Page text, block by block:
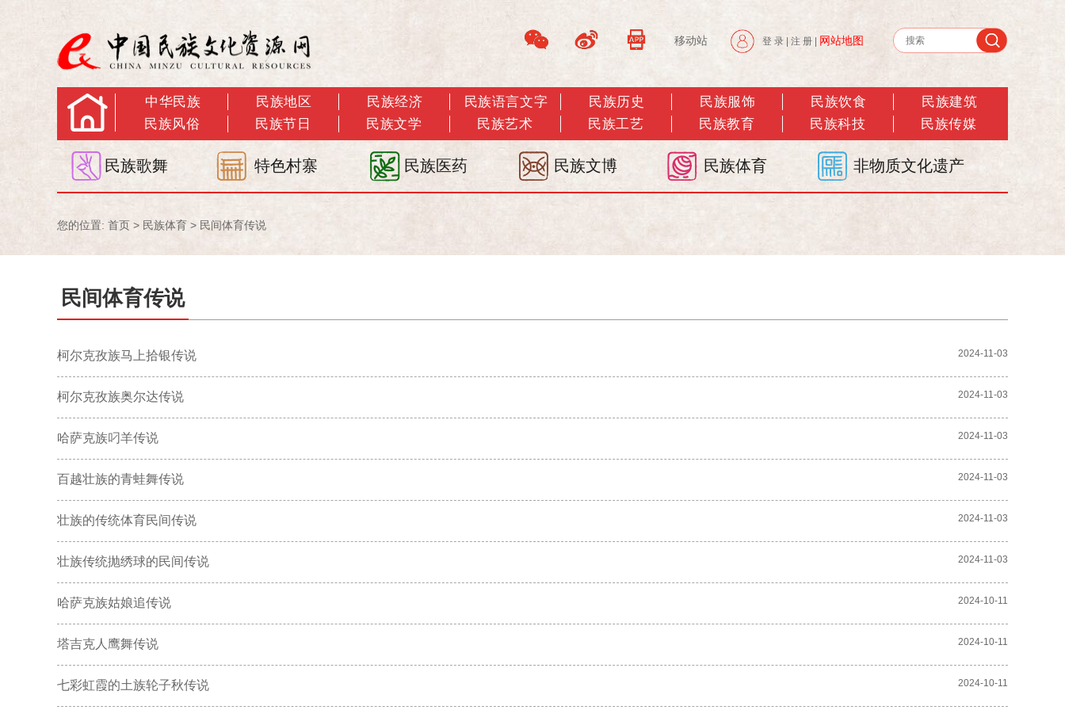
移动站 登 录 注 册 网站地图
中华民族 民族地区 民族经济 民族语言文字 民族历史 民族服饰 民族饮食
民族建筑
民族风俗
民族节日 民族文学 民族艺术 民族工艺 民族教育 民族科技 民族传媒
民族歌舞 特色村寨 民族医药 民族文博 民族体育 非物质文化遗产
您的位置: 首页 > 民族体育 > 民间体育传说
民间体育传说
柯尔克孜族马上拾银传说 2024-11-03
柯尔克孜族奥尔达传说 2024-11-03
哈萨克族叼羊传说 2024-11-03
百越壮族的青蛙舞传说 2024-11-03
壮族的传统体育民间传说 2024-11-03
壮族传统抛绣球的民间传说 2024-11-03
哈萨克族姑娘追传说 2024-10-11
塔吉克人鹰舞传说 2024-10-11
七彩虹霞的土族轮子秋传说 2024-10-11